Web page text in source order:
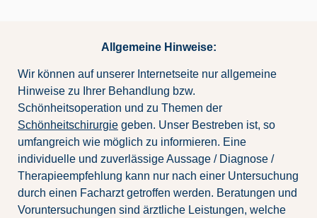
Allgemeine Hinweise:
Wir können auf unserer Internetseite nur allgemeine
Hinweise zu Ihrer Behandlung bzw.
Schönheitsoperation und zu Themen der
Schönheitschirurgie geben. Unser Bestreben ist, so
umfangreich wie möglich zu informieren. Eine
individuelle und zuverlässige Aussage / Diagnose /
Therapieempfehlung kann nur nach einer Untersuchung
durch einen Facharzt getroffen werden. Beratungen und
Voruntersuchungen sind ärztliche Leistungen, welche